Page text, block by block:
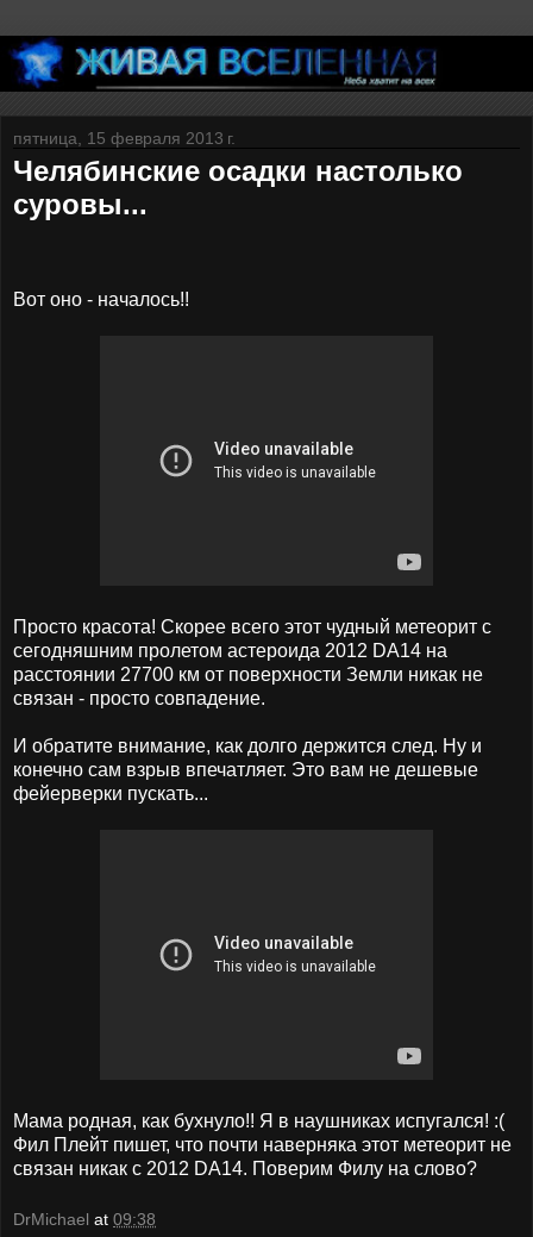
пятница, 15 февраля 2013 г.
Челябинские осадки настолько
суровы...
Вот оно - началось!!
Просто красота! Скорее всего этот чудный метеорит с
сегодняшним пролетом астероида 2012 DA14 на
расстоянии 27700 км от поверхности Земли никак не
связан - просто совпадение.
И обратите внимание, как долго держится след. Ну и
конечно сам взрыв впечатляет. Это вам не дешевые
фейерверки пускать...
Мама родная, как бухнуло!! Я в наушниках испугался! :(
Фил Плейт пишет, что почти наверняка этот метеорит не
связан никак с 2012 DA14. Поверим Филу на слово?
DrMichael at 09:38